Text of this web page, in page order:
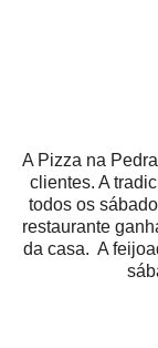
A Pizza na
clientes. A
todos os
restaurante
da casa. A